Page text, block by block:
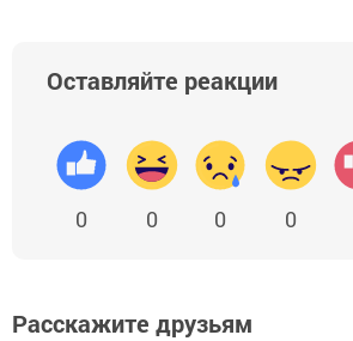
Оставляйте реакции
0 0 0 0
Расскажите друзьям